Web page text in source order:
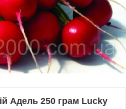
Адель 250 грам Lucky